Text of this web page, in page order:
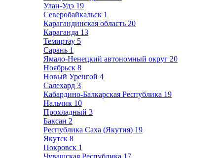
Улан-Удэ 19
Северобайкальск 1
Карагандинская область 20
Караганда 13
Темиртау 5
Сарань 1
Ямало-Ненецкий автономный округ 20
Ноябрьск 8
Новый Уренгой 4
Салехард 3
Кабардино-Балкарская Республика 19
Нальчик 10
Прохладный 3
Баксан 2
Республика Саха (Якутия) 19
Якутск 8
Покровск 1
Чувашская Республика 17